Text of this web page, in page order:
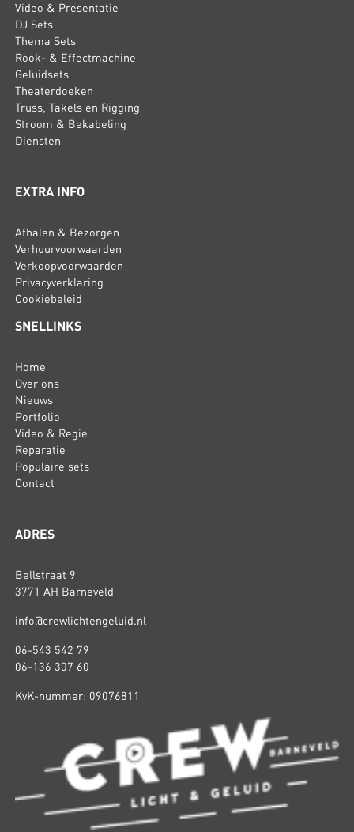
Video & Presentatie
DJ Sets
Thema Sets
Rook- & Effectmachine
Geluidsets
Theaterdoeken
Truss, Takels en Rigging
Stroom & Bekabeling
Diensten
EXTRA INFO
Afhalen & Bezorgen
Verhuurvoorwaarden
Verkoopvoorwaarden
Privacyverklaring
Cookiebeleid
SNELLINKS
Home
Over ons
Nieuws
Portfolio
Video & Regie
Reparatie
Populaire sets
Contact
ADRES
Bellstraat 9
3771 AH Barneveld
info@crewlichtengeluid.nl
06-543 542 79
06-136 307 60
KvK-nummer: 09076811